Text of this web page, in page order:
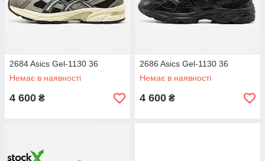
2684 Asics Gel-1130 36
Немає в наявності
4 600 ₴
2686 Asics Gel-1130 36
Немає в наявності
4 600 ₴